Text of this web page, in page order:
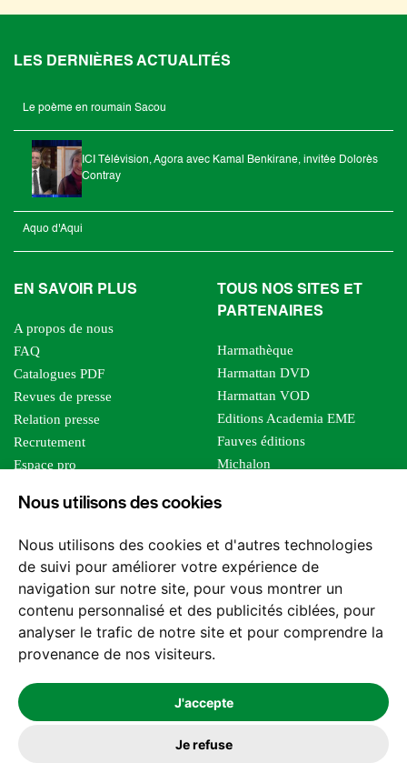
Nous utilisons des cookies
Nous utilisons des cookies et d'autres technologies
de suivi pour améliorer votre expérience de
navigation sur notre site, pour vous montrer un
contenu personnalisé et des publicités ciblées, pour
analyser le trafic de notre site et pour comprendre la
provenance de nos visiteurs.
J'accepte
Je refuse
LES DERNIÈRES ACTUALITÉS
Le poème en roumain Sacou
ICI Télévision, Agora avec Kamal Benkirane, invitée Dolorès
Contray
Aquo d'Aqui
EN SAVOIR PLUS
A propos de nous
FAQ
Catalogues PDF
Revues de presse
Relation presse
Recrutement
Espace pro
Foreign rights
TOUS NOS SITES ET
PARTENAIRES
Harmathèque
Harmattan DVD
Harmattan VOD
Editions Academia EME
Fauves éditions
Michalon
Editions Sutton
Les impliqués
Tous les éditeurs
Nos structures
Nous contacter